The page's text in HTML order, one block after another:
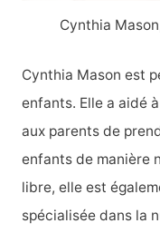
Cynthia
Cynthia Mason est
enfants. Elle a aidé
aux parents de
enfants de manière
libre, elle est
spécialisée dans la